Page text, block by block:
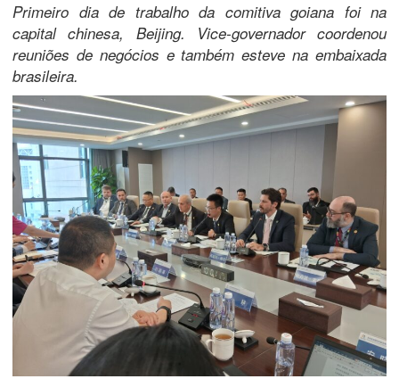
Primeiro dia de trabalho da comitiva goiana foi na
capital chinesa, Beijing. Vice-governador coordenou
reuniões de negócios e também esteve na embaixada
brasileira.